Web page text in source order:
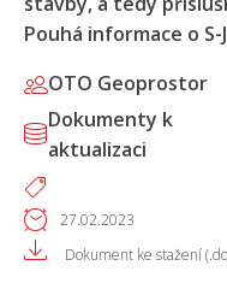
Pouhá informace o S-
OTO Geoprostor
Dokumenty k
aktualizaci
27.02.2023
Dokument ke stažení